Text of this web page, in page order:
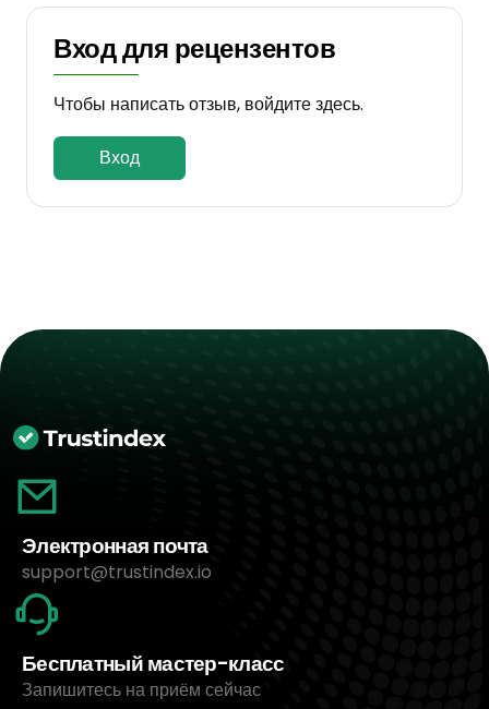
Вход для рецензентов
Чтобы написать отзыв, войдите здесь.
Вход
Электронная почта
support@trustindex.io
Бесплатный мастер-класс
Запишитесь на приём сейчас